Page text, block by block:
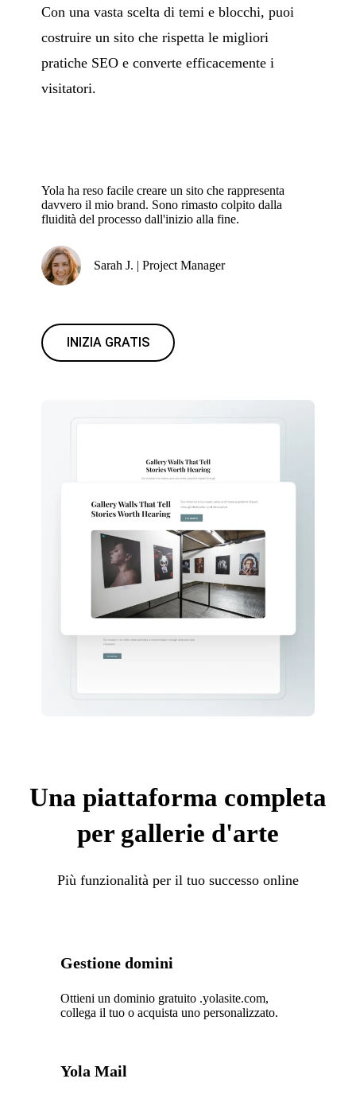
Con una vasta scelta di temi e blocchi, puoi
costruire un sito che rispetta le migliori
pratiche SEO e converte efficacemente i
visitatori.
Yola ha reso facile creare un sito che rappresenta
davvero il mio brand. Sono rimasto colpito dalla
fluidità del processo dall'inizio alla fine.
Sarah J. | Project Manager
INIZIA GRATIS
Una piattaforma completa
per gallerie d'arte
Più funzionalità per il tuo successo online
Gestione domini
Ottieni un dominio gratuito .yolasite.com,
collega il tuo o acquista uno personalizzato.
Yola Mail